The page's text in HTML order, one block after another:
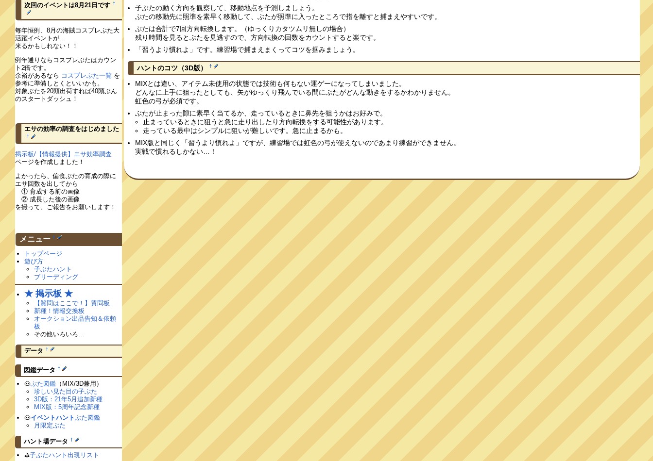
子ぶたの動く方向を観察して、移動地点を予測しましょう。
ぶたの移動先に照準を素早く移動して、ぶたが照準に入ったところで指を離すと捕まえやすいです。
ぶたは合計で7回方向転換します。（ゆっくりカタツムリ無しの場合）
残り時間を見るとぶたを見逃すので、方向転換の回数をカウントすると楽です。
「習うより慣れよ」です。練習場で捕まえまくってコツを掴みましょう。
ハントのコツ（3D版） †
MIXとは違い、アイテム未使用の状態では技術も何もない運ゲーになってしまいました。
どんなに上手に狙ったとしても、矢がゆっくり飛んでいる間にぶたがどんな動きをするかわかりません。
虹色の弓が必須です。
ぶたが止まった隙に素早く当てるか、走っているときに鼻先を狙うかはお好みで。
止まっているときに狙うと急に走り出したり方向転換をする可能性があります。
走っている最中はシンプルに狙いが難しいです。急に止まるかも。
MIX版と同じく「習うより慣れよ」ですが、練習場では虹色の弓が使えないのであまり練習ができません。
実戦で慣れるしかない…！
次回のイベントは8月21日です †
毎年恒例、8月の海賊コスプレぶた大
活躍イベントが…
来るかもしれない！！
例年通りならコスプレぶたはカウン
ト2倍です。
余裕があるなら コスプレぶた一覧 を
参考に準備しとくといいかも。
対象ぶたを20頭出荷すれば40頭ぶん
のスタートダッシュ！
エサの効率の調査をはじめました
†
掲示板/【情報提供】エサ効率調査
ページを作成しました！
よかったら、偏食ぶたの育成の際に
エサ回数を出してから
① 育成する前の画像
② 成長した後の画像
を撮って、ご報告をお願いします！
メニュー †
トップページ
遊び方
子ぶたハント
ブリーディング
★ 掲示板 ★
【質問はここで！】質問板
新種！情報交換板
オークション出品告知＆依頼
板
その他いろいろ…
データ †
図鑑データ †
🐽ぶた図鑑 （MIX/3D兼用）
珍しい見た目の子ぶた
3D版：21年5月追加新種
MIX版：5周年記念新種
🐽イベントハントぶた図鑑
月限定ぶた
ハント場データ †
⛳️子ぶたハント出現リスト